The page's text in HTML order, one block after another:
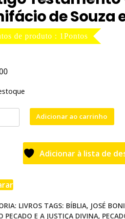
de Souza
de produto : 1Pontos
Adicionar ao carrinho
Adicionar à lista de
LIVROS TAGS: BÍBLIA, JOSÉ
PECADO E A JUSTIÇA DIVINA,